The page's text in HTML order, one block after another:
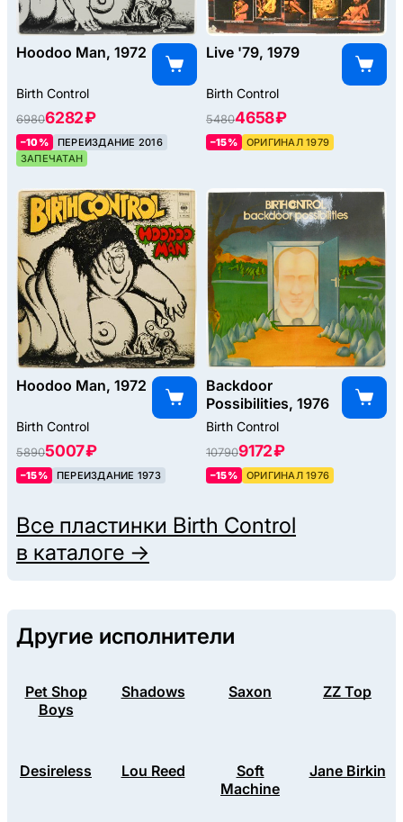
Hoodoo Man, 1972
Birth Control
69806282 ₽
–10%
ПЕРЕИЗДАНИЕ 2016
ЗАПЕЧАТАН
Live '79, 1979
Birth Control
54804658 ₽
–15% ОРИГИНАЛ 1979
Hoodoo Man, 1972
Birth Control
58905007 ₽
–15% ПЕРЕИЗДАНИЕ 1973
Backdoor
Possibilities, 1976
Birth Control
107909172 ₽
–15% ОРИГИНАЛ 1976
Все пластинки Birth Control
в каталоге →
Другие исполнители
Pet Shop
Boys
Shadows Saxon ZZ Top
Desireless Lou Reed
Soft
Machine
Jane Birkin